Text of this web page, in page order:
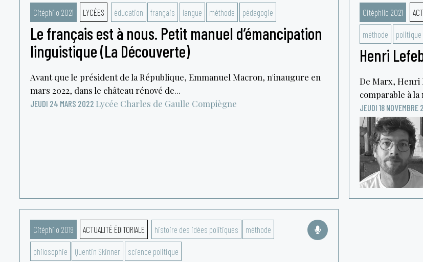
Citéphilo 2021 LYCÉES éducation français langue méthode pédagogie
Le français est à nous. Petit manuel d’émancipation
linguistique (La Découverte)
Avant que le président de la République, Emmanuel Macron, n'inaugure en
mars 2022, dans le château rénové de...
JEUDI 24 MARS 2022 Lycée Charles de Gaulle Compiègne
Citéphilo 2021
méthode politique
Henri
De Marx, Henri
comparable à
JEUDI 18 NOVEMBRE
Citéphilo 2019 ACTUALITÉ ÉDITORIALE histoire des idées politiques méthode
philosophie Quentin Skinner science politique